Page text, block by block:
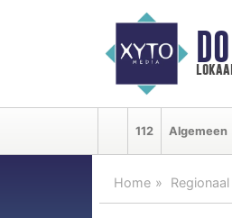
112 Algemeen
Home Regionaal